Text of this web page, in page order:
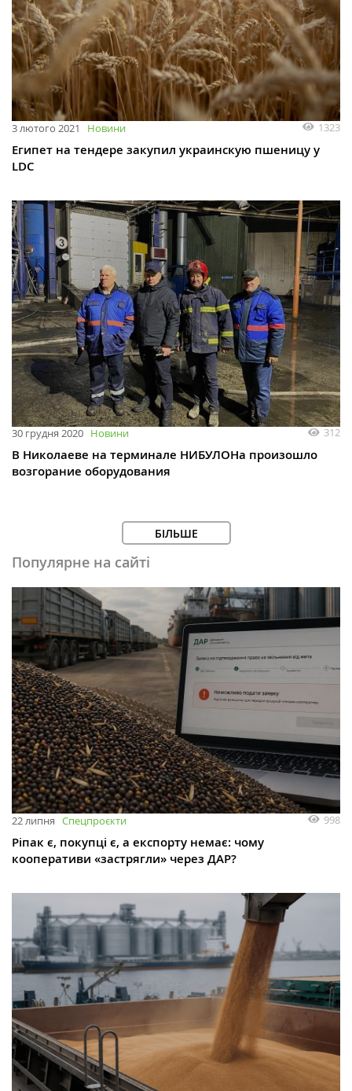
3 лютого 2021 Новини 1323
Египет на тендере закупил украинскую пшеницу у
LDC
30 грудня 2020 Новини 312
В Николаеве на терминале НИБУЛОНа произошло
возгорание оборудования
БІЛЬШЕ
Популярне на сайті
22 липня Спецпроєкти 998
Ріпак є, покупці є, а експорту немає: чому
кооперативи «застрягли» через ДАР?